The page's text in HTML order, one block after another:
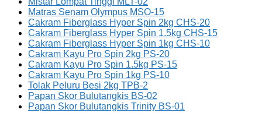
Matras Senam Olympus MSO-15
Cakram Fiberglass Hyper Spin 2kg CHS-20
Cakram Fiberglass Hyper Spin 1.5kg CHS-15
Cakram Fiberglass Hyper Spin 1kg CHS-10
Cakram Kayu Pro Spin 2kg PS-20
Cakram Kayu Pro Spin 1.5kg PS-15
Cakram Kayu Pro Spin 1kg PS-10
Tolak Peluru Besi 2kg TPB-2
Papan Skor Bulutangkis BS-02
Papan Skor Bulutangkis Trinity BS-01